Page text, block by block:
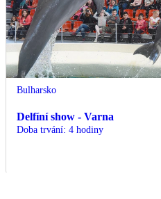
Bulharsko
Delfíní show - Varna
Doba trvání: 4 hodiny